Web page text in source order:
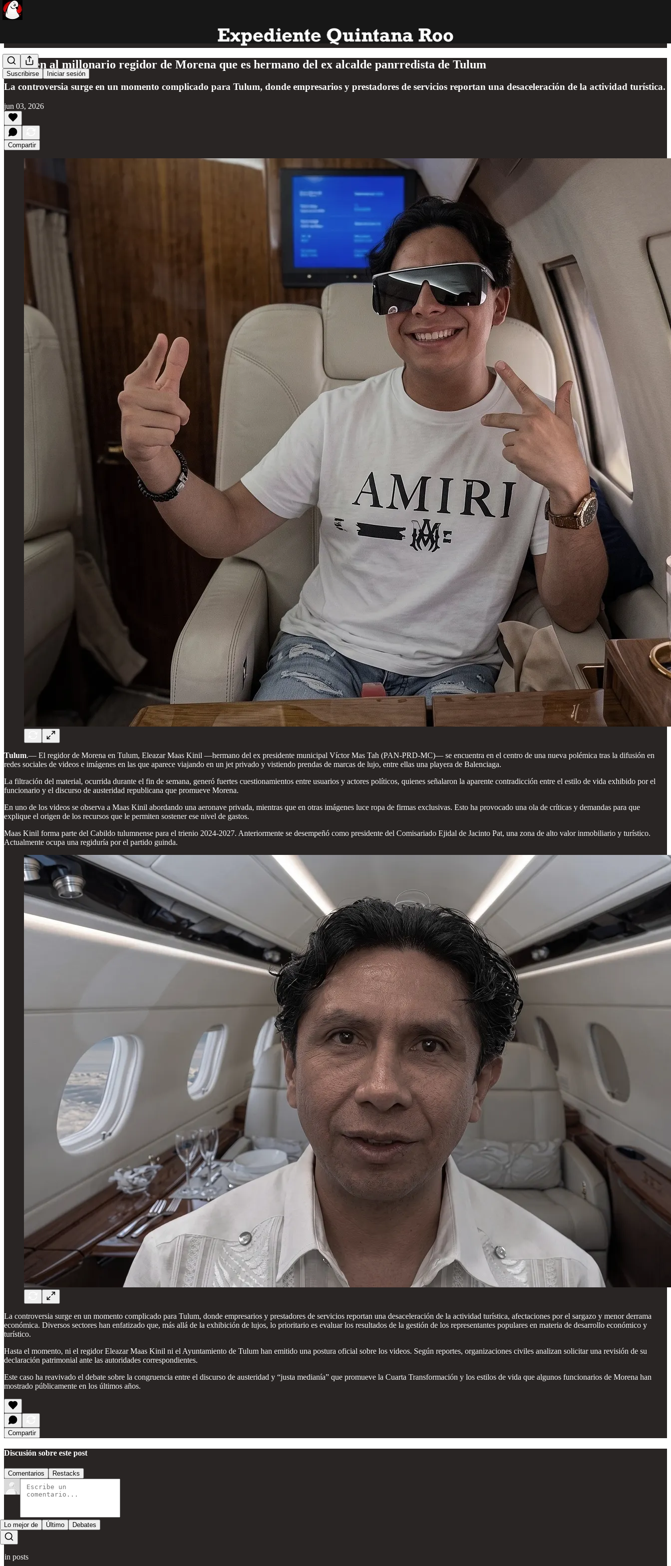
Suscribirse Iniciar sesión
Exhiben al millonario regidor de Morena que es hermano del ex alcalde panrredista de Tulum
La controversia surge en un momento complicado para Tulum, donde empresarios y prestadores de servicios reportan una desaceleración de la actividad turística.
jun 03, 2026
Compartir
Tulum.— El regidor de Morena en Tulum, Eleazar Maas Kinil —hermano del ex presidente municipal Víctor Mas Tah (PAN-PRD-MC)— se encuentra en el centro de una nueva polémica tras la difusión en
redes sociales de videos e imágenes en las que aparece viajando en un jet privado y vistiendo prendas de marcas de lujo, entre ellas una playera de Balenciaga.
La filtración del material, ocurrida durante el fin de semana, generó fuertes cuestionamientos entre usuarios y actores políticos, quienes señalaron la aparente contradicción entre el estilo de vida exhibido por el
funcionario y el discurso de austeridad republicana que promueve Morena.
En uno de los videos se observa a Maas Kinil abordando una aeronave privada, mientras que en otras imágenes luce ropa de firmas exclusivas. Esto ha provocado una ola de críticas y demandas para que
explique el origen de los recursos que le permiten sostener ese nivel de gastos.
Maas Kinil forma parte del Cabildo tulumnense para el trienio 2024-2027. Anteriormente se desempeñó como presidente del Comisariado Ejidal de Jacinto Pat, una zona de alto valor inmobiliario y turístico.
Actualmente ocupa una regiduría por el partido guinda.
La controversia surge en un momento complicado para Tulum, donde empresarios y prestadores de servicios reportan una desaceleración de la actividad turística, afectaciones por el sargazo y menor derrama
económica. Diversos sectores han enfatizado que, más allá de la exhibición de lujos, lo prioritario es evaluar los resultados de la gestión de los representantes populares en materia de desarrollo económico y
turístico.
Hasta el momento, ni el regidor Eleazar Maas Kinil ni el Ayuntamiento de Tulum han emitido una postura oficial sobre los videos. Según reportes, organizaciones civiles analizan solicitar una revisión de su
declaración patrimonial ante las autoridades correspondientes.
Este caso ha reavivado el debate sobre la congruencia entre el discurso de austeridad y “justa medianía” que promueve la Cuarta Transformación y los estilos de vida que algunos funcionarios de Morena han
mostrado públicamente en los últimos años.
Compartir
Discusión sobre este post
Comentarios Restacks
Lo mejor de Último Debates
Sin posts